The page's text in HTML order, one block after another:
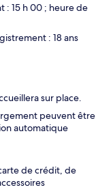
: 15 h 00 ; heure de
: 18 ans
sur place.
peuvent être
automatique
de crédit, de